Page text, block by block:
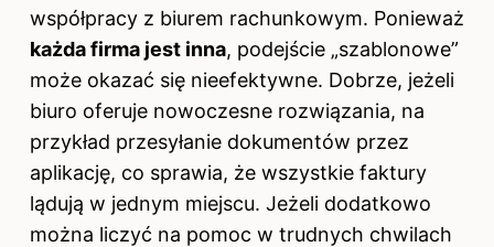
współpracy z biurem rachunkowym. Ponieważ
każda firma jest inna, podejście „szablonowe”
może okazać się nieefektywne. Dobrze, jeżeli
biuro oferuje nowoczesne rozwiązania, na
przykład przesyłanie dokumentów przez
aplikację, co sprawia, że wszystkie faktury
lądują w jednym miejscu. Jeżeli dodatkowo
można liczyć na pomoc w trudnych chwilach